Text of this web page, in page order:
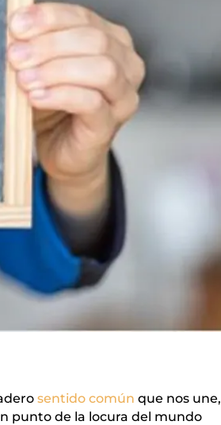
sentido común que nos une,
punto de la locura del mundo